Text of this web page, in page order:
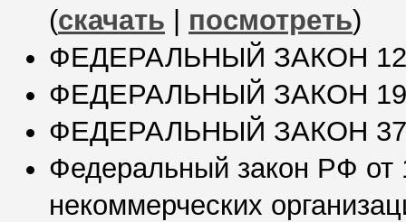
(скачать посмотреть)
ФЕДЕРАЛЬНЫЙ ЗАКОН
ФЕДЕРАЛЬНЫЙ ЗАКОН
ФЕДЕРАЛЬНЫЙ ЗАКОН
Федеральный закон РФ
некоммерческих